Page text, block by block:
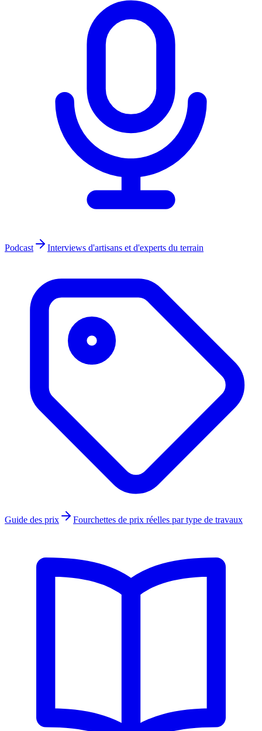
Podcast Interviews d'artisans et d'experts du terrain
Guide des prix Fourchettes de prix réelles par type de travaux